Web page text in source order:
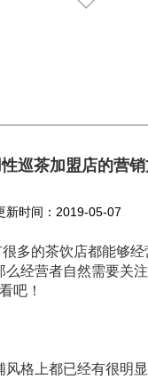
巡茶加盟店的营
新时间：2019-05-07
多的茶饮店都能够
经营者自然需要关
吧！
格上都已经有很明